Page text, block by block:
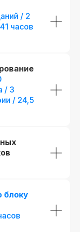
/ 2
часов
/ 3
/ 24,5
блоку